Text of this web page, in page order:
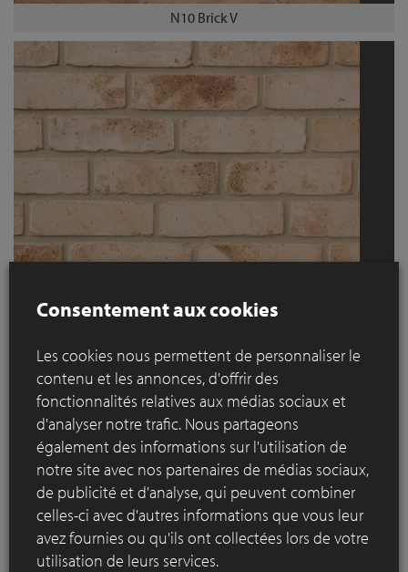
N10 Brick V
Brick O
Consentement aux cookies
Les cookies nous permettent de personnaliser le
contenu et les annonces, d'offrir des
fonctionnalités relatives aux médias sociaux et
d'analyser notre trafic. Nous partageons
également des informations sur l'utilisation de
notre site avec nos partenaires de médias sociaux,
de publicité et d'analyse, qui peuvent combiner
celles-ci avec d'autres informations que vous leur
avez fournies ou qu'ils ont collectées lors de votre
utilisation de leurs services.